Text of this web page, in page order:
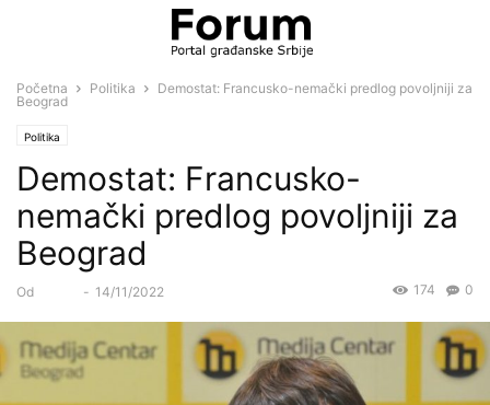
Početna Politika
Demostat: Francusko-nemački predlog povoljniji za
Beograd
Politika
Demostat: Francusko-
nemački predlog povoljniji za
Beograd
Od - 14/11/2022 0
174